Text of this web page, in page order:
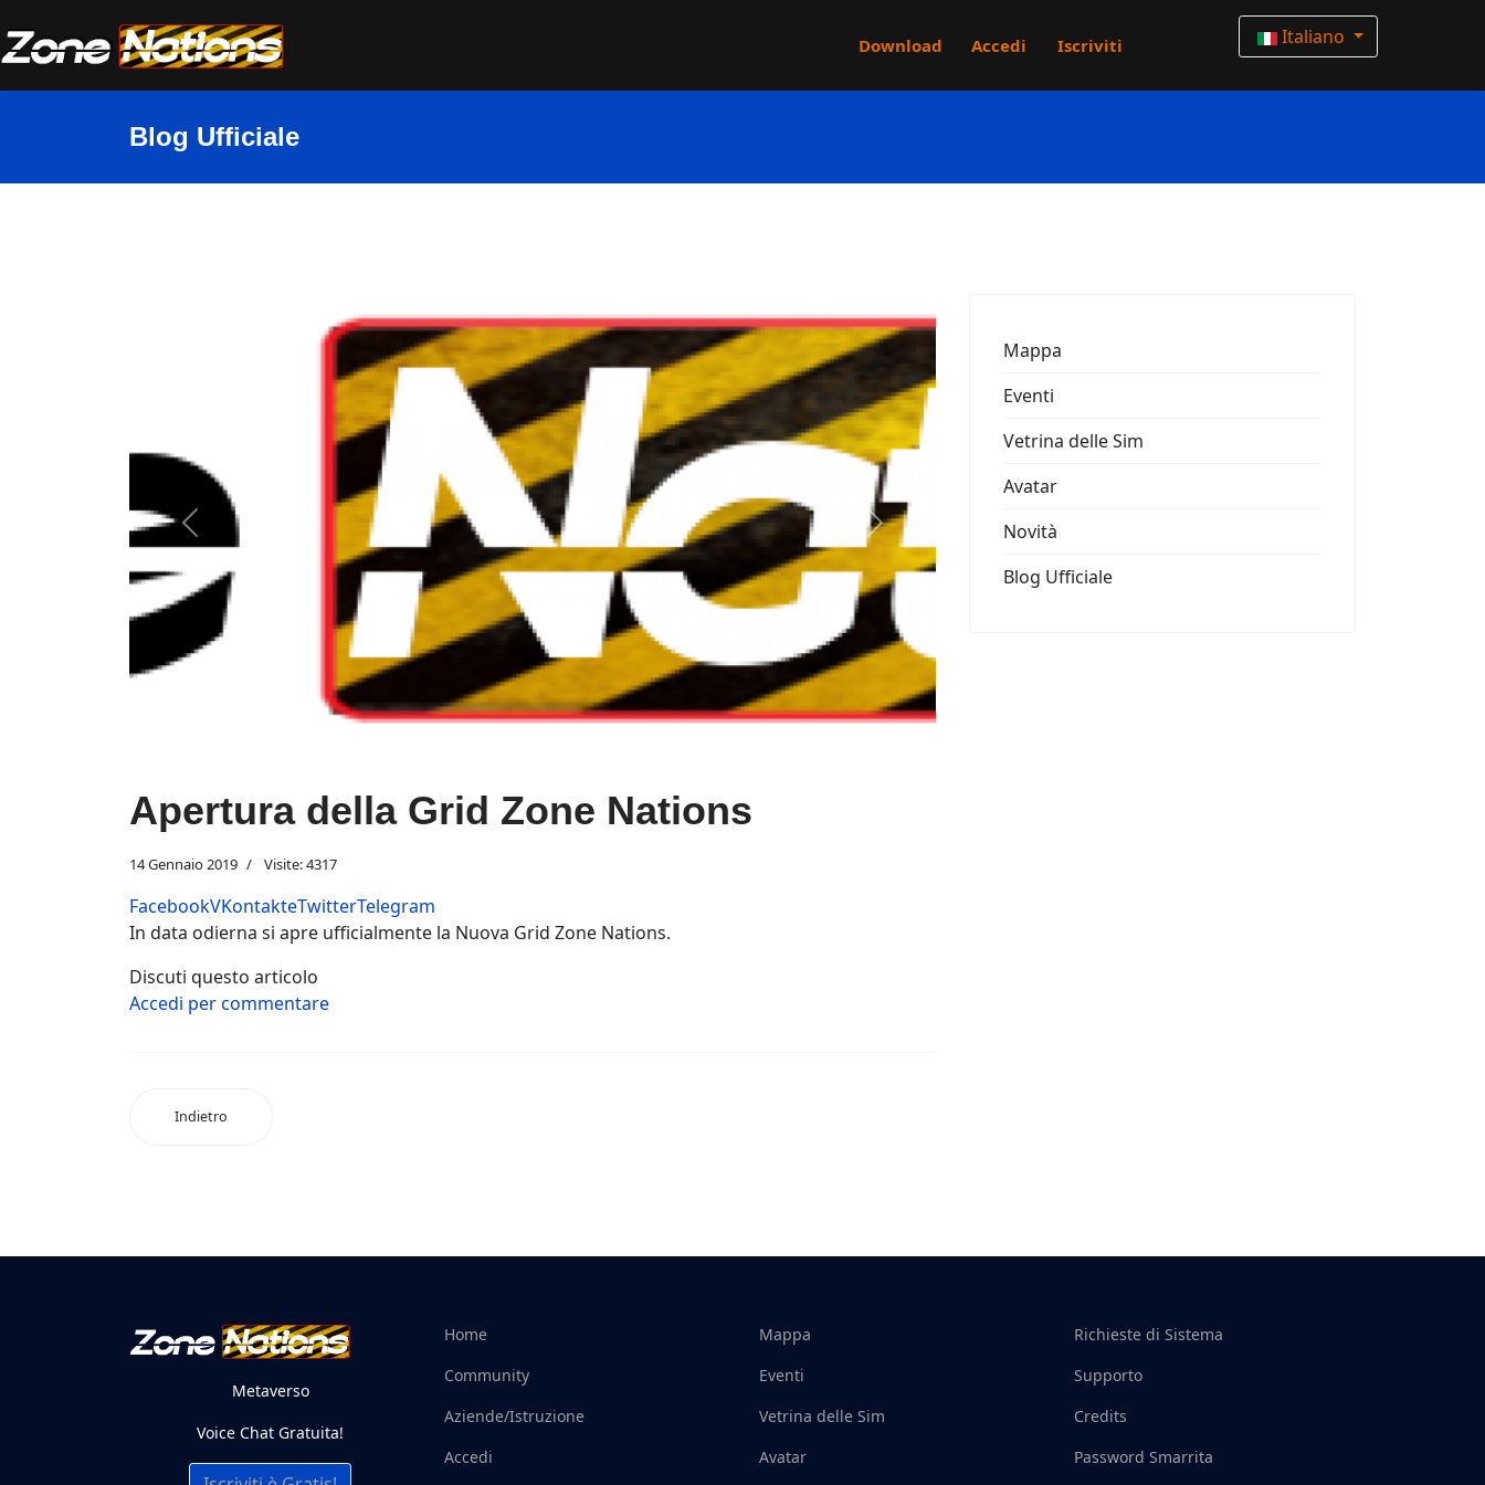
Download Accedi Iscriviti Italiano
Blog Ufficiale
Previous Next
Apertura della Grid Zone Nations
14 Gennaio 2019 Visite: 4317
FacebookVKontakteTwitterTelegram
In data odierna si apre ufficialmente la Nuova Grid Zone Nations.
Discuti questo articolo
Accedi per commentare
Indietro
Mappa
Eventi
Vetrina delle Sim
Avatar
Novità
Blog Ufficiale
Metaverso
Voice Chat Gratuita!
Home
Community
Aziende/Istruzione
Accedi
Mappa
Eventi
Vetrina delle Sim
Avatar
Richieste di Sistema
Supporto
Credits
Password Smarrita